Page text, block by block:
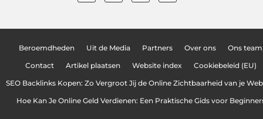
Beroemdheden Uit de Media Partners Over ons Ons team
Contact Artikel plaatsen Website index Cookiebeleid (EU)
SEO Backlinks Kopen: Zo Vergroot Jij de Online Zichtbaarheid van je
Hoe Kan Je Online Geld Verdienen: Een Praktische Gids voor